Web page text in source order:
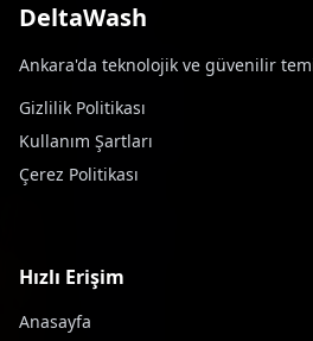
DeltaWash
Ankara'da teknolojik ve güvenilir
Gizlilik Politikası
Kullanım Şartları
Çerez Politikası
Hızlı Erişim
Anasayfa